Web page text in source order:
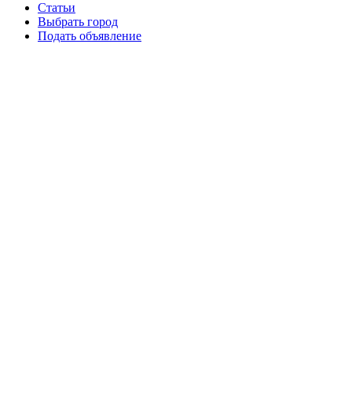
Статьи
Выбрать город
Подать объявление